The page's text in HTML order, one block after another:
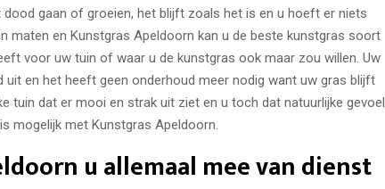
gaan of groeien, het blijft zoals het is en u hoeft er niets
maten en Kunstgras Apeldoorn kan u de beste kunstgras soort
voor uw tuin of waar u de kunstgras ook maar zou willen. Uw
en het heeft geen onderhoud meer nodig want uw gras blijft
tuin dat er mooi en strak uit ziet en u toch dat natuurlijke gevoel
mogelijk met Kunstgras Apeldoorn.
u allemaal mee van dienst